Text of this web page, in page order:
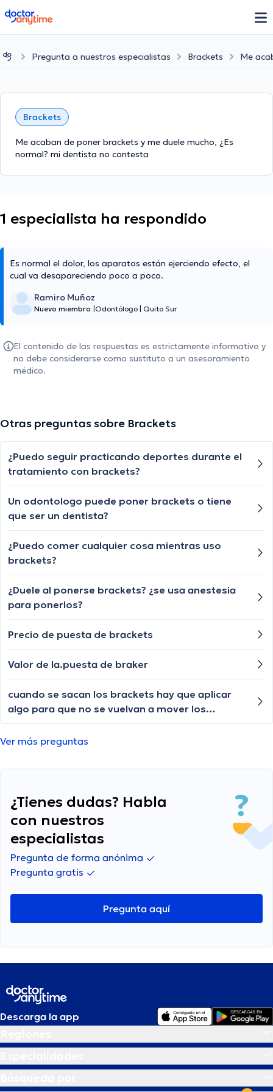
doctoranytime
Pregunta a nuestros especialistas Brackets Me
Brackets
Me acaban de poner brackets y me duele mucho, ¿Es
normal? mi dentista no contesta
1 especialista ha respondido
Es normal el dolor, los aparatos están ejerciendo efecto, el
cual va desapareciendo poco a poco.
Ramiro Muñoz
Nuevo miembro Odontólogo Quito Sur
El contenido de las respuestas es estrictamente informativo y
no debe considerarse como sustituto a un asesoramiento
médico.
Otras preguntas sobre Brackets
¿Puedo seguir practicando deportes durante el
tratamiento con brackets?
Un odontologo puede poner brackets o tiene
que ser un dentista?
¿Puedo comer cualquier cosa mientras uso
brackets?
¿Duele al ponerse brackets? ¿se usa anestesia
para ponerlos?
Precio de puesta de brackets
Valor de la.puesta de braker
cuando se sacan los brackets hay que aplicar
algo para que no se vuelvan a mover los
nada
Ver más preguntas
¿Tienes dudas? Habla
con nuestros
especialistas
Pregunta de forma anónima
Pregunta gratis
Pregunta aquí
Descarga la app